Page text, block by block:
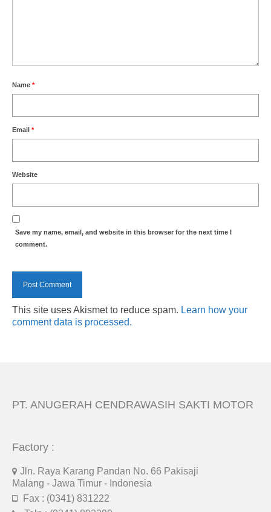
Name *
Email *
Website
Save my name, email, and website in this browser for the next time I
comment.
This site uses Akismet to reduce spam. Learn how your
comment data is processed.
PT. ANUGERAH CENDRAWASIH SAKTI MOTOR
Factory :
Jln. Raya Karang Pandan No. 66 Pakisaji
Malang - Jawa Timur - Indonesia
Fax : (0341) 831222